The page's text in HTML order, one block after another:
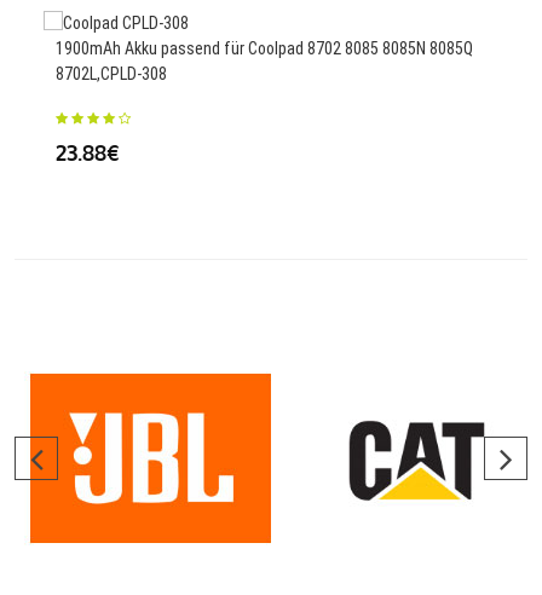
1900mAh Akku passend für Coolpad 8702 8085 8085N 8085Q
8702L,CPLD-308
23.88€